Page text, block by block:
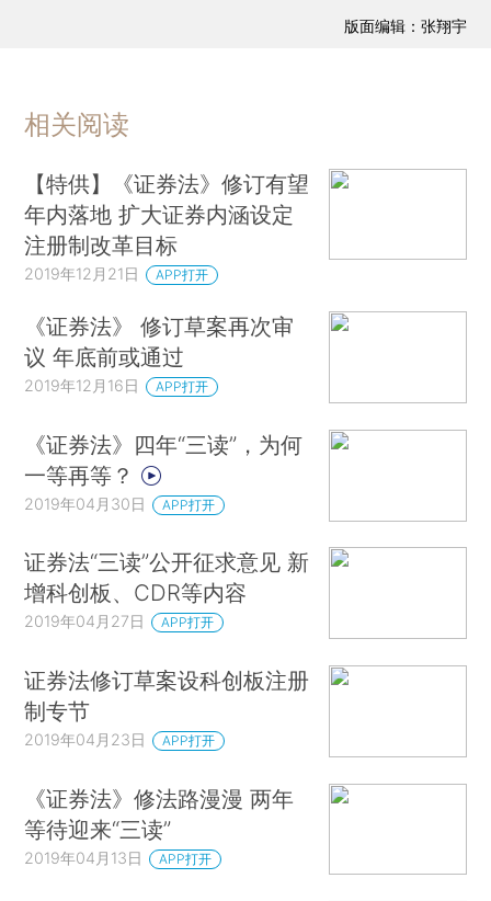
版面编辑：张翔宇
相关阅读
【特供】《证券法》修订有望
年内落地 扩大证券内涵设定
注册制改革目标
2019年12月21日 APP打开
《证券法》 修订草案再次审
议 年底前或通过
2019年12月16日 APP打开
《证券法》四年“三读”，为何
一等再等？
2019年04月30日 APP打开
证券法“三读”公开征求意见 新
增科创板、CDR等内容
2019年04月27日 APP打开
证券法修订草案设科创板注册
制专节
2019年04月23日 APP打开
《证券法》修法路漫漫 两年
等待迎来“三读”
2019年04月13日 APP打开